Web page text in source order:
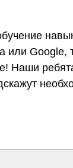
или Google,
Наши